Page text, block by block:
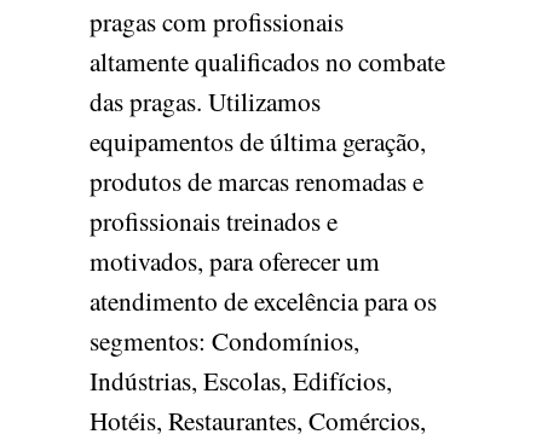
pragas com profissionais
altamente qualificados no combate
das pragas. Utilizamos
equipamentos de última geração,
produtos de marcas renomadas e
profissionais treinados e
motivados, para oferecer um
atendimento de excelência para os
segmentos: Condomínios,
Indústrias, Escolas, Edifícios,
Hotéis, Restaurantes, Comércios,